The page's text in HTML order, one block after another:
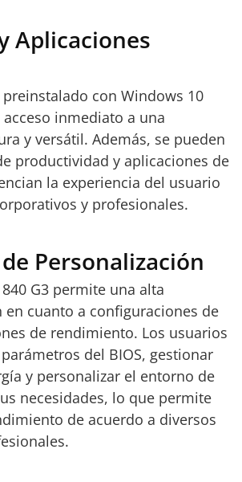
Aplicaciones
con Windows 10
inmediato a una
y versátil. Además, se pueden
productividad y aplicaciones de
la experiencia del usuario
y profesionales.
Personalización
G3 permite una alta
en cuanto a configuraciones de
de rendimiento. Los usuarios
del BIOS, gestionar
y personalizar el entorno de
necesidades, lo que permite
de acuerdo a diversos